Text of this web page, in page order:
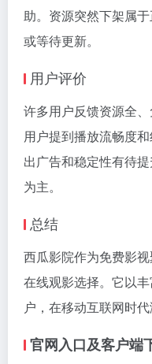
助。资源突然下架属
或等待更新。
用户评价
许多用户反馈资源全
用户提到播放流畅度
出广告和稳定性有待
为主。
总结
西瓜影院作为免费影
在线观影选择。它以
户，在移动互联网时
官网入口及客户端